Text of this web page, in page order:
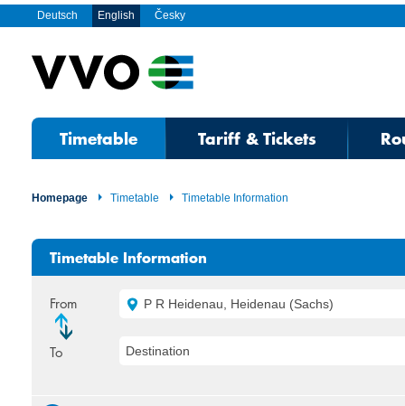
Deutsch English Česky
Timetable Tariff & Tickets
Homepage Timetable Timetable Information
Timetable Information
From
To
P R Heidenau, Heidenau (Sachs)
Destination